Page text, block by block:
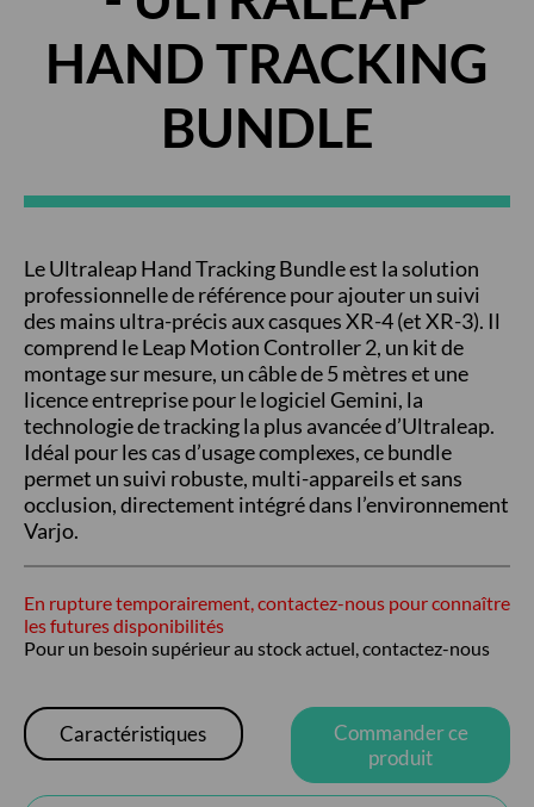
HAND TRACKING
BUNDLE
Le Ultraleap Hand Tracking Bundle est la solution
professionnelle de référence pour ajouter un suivi
des mains ultra-précis aux casques XR-4 (et XR-3). Il
comprend le Leap Motion Controller 2, un kit de
montage sur mesure, un câble de 5 mètres et une
licence entreprise pour le logiciel Gemini, la
technologie de tracking la plus avancée d’Ultraleap.
Idéal pour les cas d’usage complexes, ce bundle
permet un suivi robuste, multi-appareils et sans
occlusion, directement intégré dans l’environnement
Varjo.
En rupture temporairement, contactez-nous pour connaître
les futures disponibilités
Pour un besoin supérieur au stock actuel, contactez-nous
Caractéristiques
Commander ce
produit